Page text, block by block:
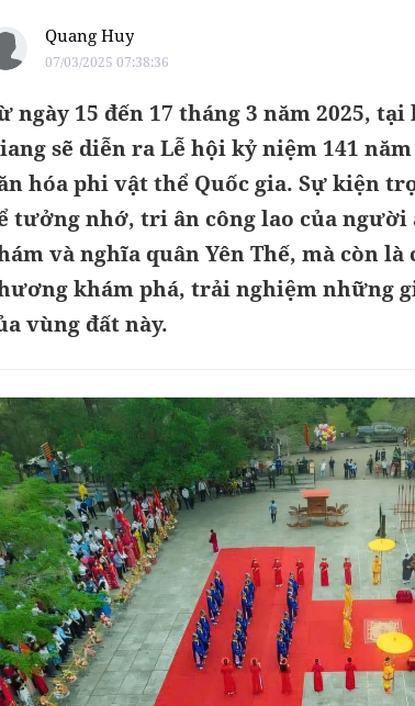
Quang Huy
07/03/2025 07:38:36
ngày 15 đến 17 tháng 3 năm 2025,
sẽ diễn ra Lễ hội kỷ niệm 141
hóa phi vật thể Quốc gia. Sự kiện
tưởng nhớ, tri ân công lao của người
và nghĩa quân Yên Thế, mà còn
khám phá, trải nghiệm những
vùng đất này.